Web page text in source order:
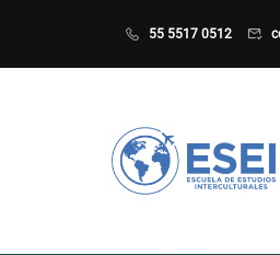
55 5517 0512